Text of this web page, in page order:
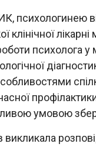
психологинею
клінічної
психолога у
умовою
викликала